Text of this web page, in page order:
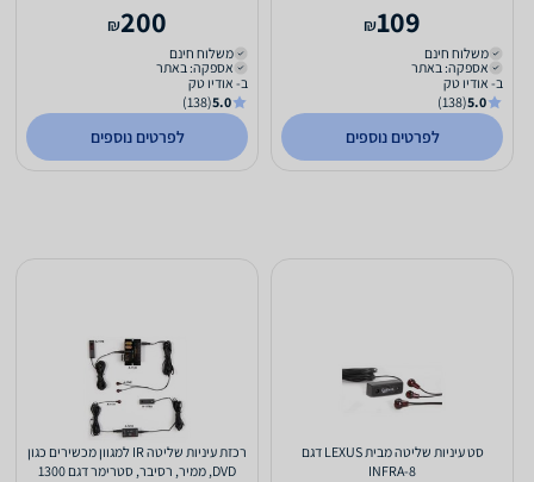
109
₪
משלוח חינם
אספקה: באתר
ב- אודיו טק
5.0
(138)
לפרטים נוספים
200
₪
משלוח חינם
אספקה: באתר
ב- אודיו טק
5.0
(138)
לפרטים נוספים
סט עיניות שליטה מבית LEXUS דגם
INFRA-8
רכזת עיניות שליטה IR למגוון מכשירים כגון
DVD, ממיר, רסיבר, סטרימר דגם 1300